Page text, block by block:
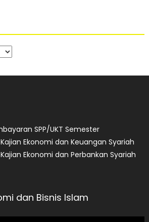
SPP/UKT Semester
Kajian Ekonomi dan Keuangan Syariah
Kajian Ekonomi dan Perbankan Syariah
dan Bisnis Islam